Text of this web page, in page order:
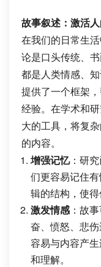
故事叙述：激活
在我们的日常生
论是口头传统、
都是人类情感、
提供了一个框架
经验。在学术和
大的工具，将复
的内容。
增强记忆：研
们更容易记住
辑的结构，使得
激发情感：故
奋、愤怒、悲
容易与内容产
和理解。